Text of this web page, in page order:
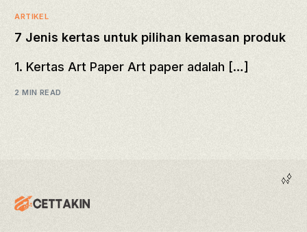
ARTIKEL
7 Jenis kertas untuk pilihan kemasan produk
1. Kertas Art Paper Art paper adalah […]
2 MIN READ